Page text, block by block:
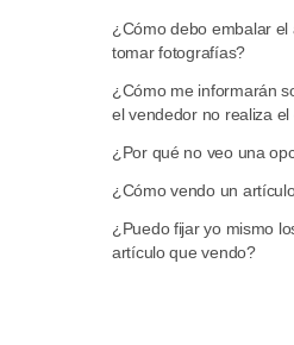
¿Cómo debo embalar
tomar fotografías?
¿Cómo me informarán
el vendedor no realiza
¿Por qué no veo una
¿Cómo vendo un
¿Puedo fijar yo mismo
artículo que vendo?